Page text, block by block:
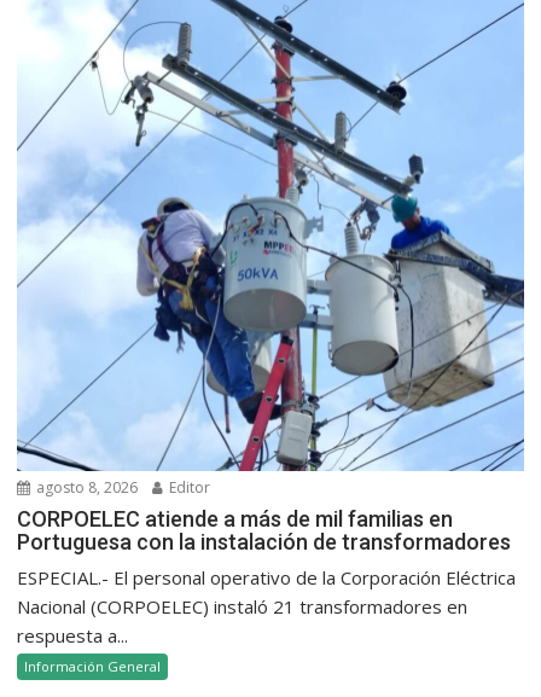
agosto 8, 2026 Editor
CORPOELEC atiende a más de mil familias en
Portuguesa con la instalación de transformadores
ESPECIAL.- El personal operativo de la Corporación Eléctrica
Nacional (CORPOELEC) instaló 21 transformadores en
respuesta a...
Información General